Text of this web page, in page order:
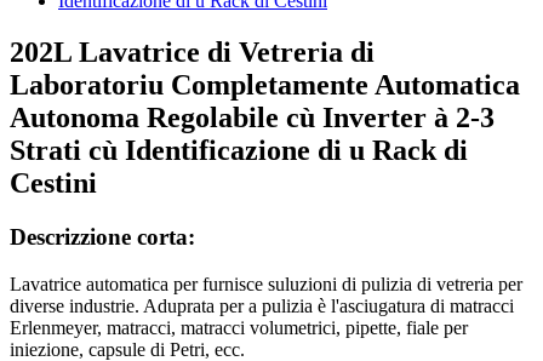
202L Lavatrice di Vetreria di
Laboratoriu Completamente Automatica
Autonoma Regolabile cù Inverter à 2-3
Strati cù Identificazione di u Rack di
Cestini
Descrizzione corta:
Lavatrice automatica per furnisce suluzioni di pulizia di vetreria per
diverse industrie. Aduprata per a pulizia è l'asciugatura di matracci
Erlenmeyer, matracci, matracci volumetrici, pipette, fiale per
iniezione, capsule di Petri, ecc.